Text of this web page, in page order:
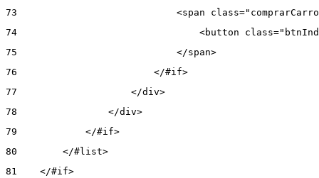
73
<span
74
<button
75
                            </span>
76
                        </#if>
77
                    </div>
78
                </div>
79
            </#if>
80
        </#list>
81
    </#if>